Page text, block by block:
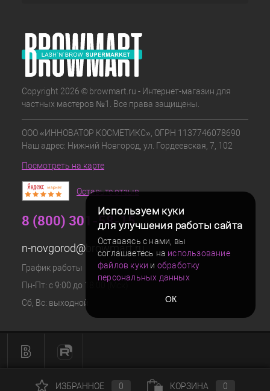
Используем куки
для улучшения работы сайта
Оставаясь с нами, вы
соглашаетесь на использование
файлов куки и обработку
персональных данных
ОК
Copyright 2026 © browmart.ru - Интернет-магазин для
частных мастеров №1. Все права защищены.
ООО «ИННОВАТОР КОСМЕТИКС», ОГРН 1137746078690
Наш адрес: Нижний Новгород, ул. Гордеевская, 7, 102
Посмотреть на карте
Оставьте отзыв
8 (800) 301-58-15
n-novgorod@browmart.ru
График работы
Пн-Пт: с 9:00 до 18:00 (Мск)
Сб, Вс: выходной
ИЗБРАННОЕ 0 КОРЗИНА 0